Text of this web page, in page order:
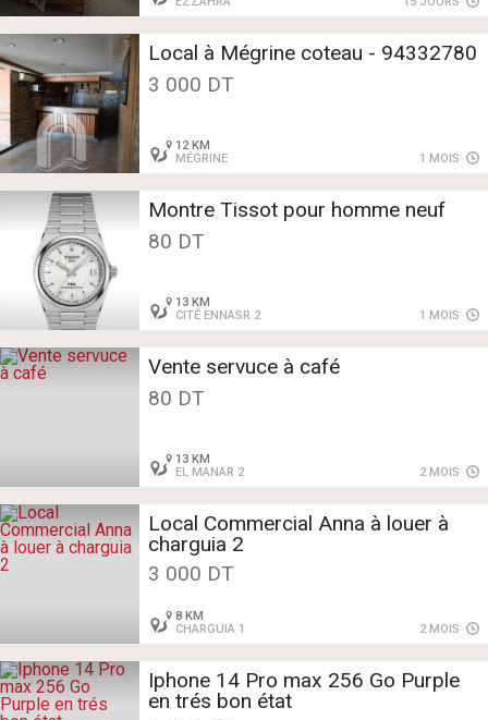
Local à Mégrine coteau - 94332780
3 000 DT
12 KM
MÉGRINE
1 MOIS
Montre Tissot pour homme neuf
80 DT
13 KM
CITÉ ENNASR 2
1 MOIS
Vente servuce à café
80 DT
13 KM
EL MANAR 2
2 MOIS
Local Commercial Anna à louer à
charguia 2
3 000 DT
8 KM
CHARGUIA 1
2 MOIS
Iphone 14 Pro max 256 Go Purple
en trés bon état